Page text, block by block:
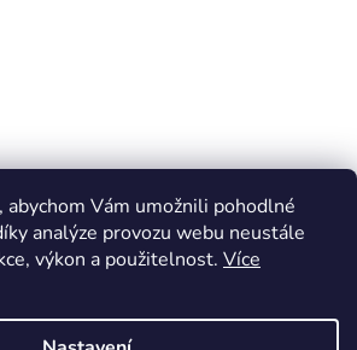
abychom Vám umožnili pohodlné
analýze provozu webu neustále
výkon a použitelnost. Více